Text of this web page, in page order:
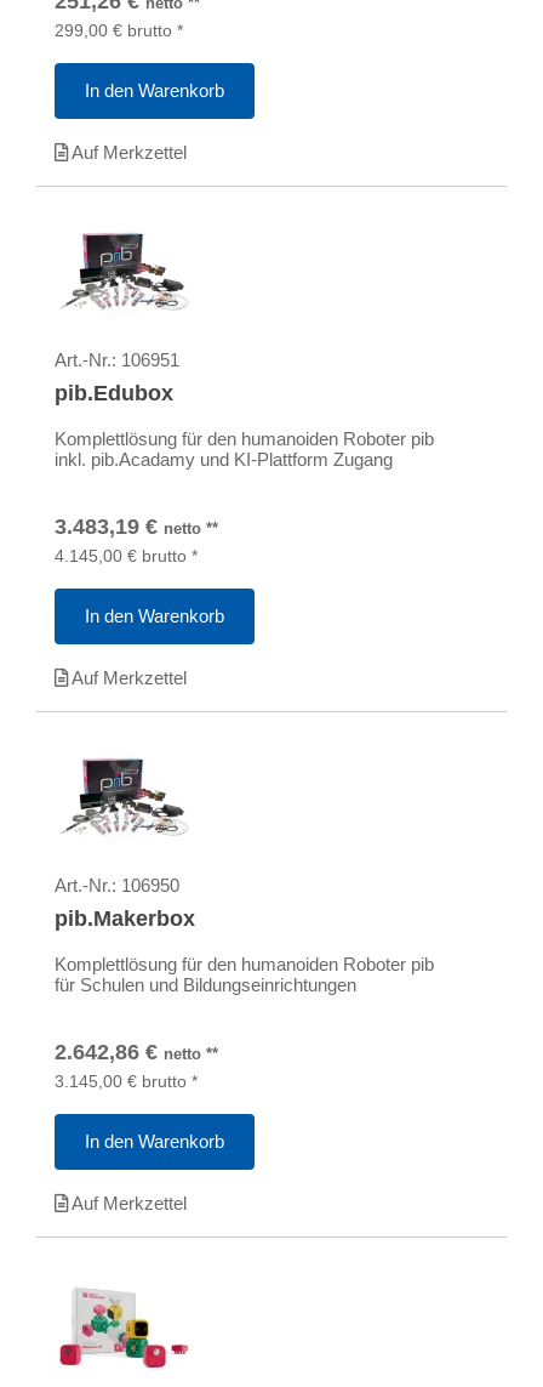
299,00 € brutto *
In den Warenkorb
Auf Merkzettel
Art.-Nr.: 106951
pib.Edubox
Komplettlösung für den humanoiden Roboter pib
inkl. pib.Acadamy und KI-Plattform Zugang
3.483,19 € netto **
4.145,00 € brutto *
In den Warenkorb
Auf Merkzettel
Art.-Nr.: 106950
pib.Makerbox
Komplettlösung für den humanoiden Roboter pib
für Schulen und Bildungseinrichtungen
2.642,86 € netto **
3.145,00 € brutto *
In den Warenkorb
Auf Merkzettel